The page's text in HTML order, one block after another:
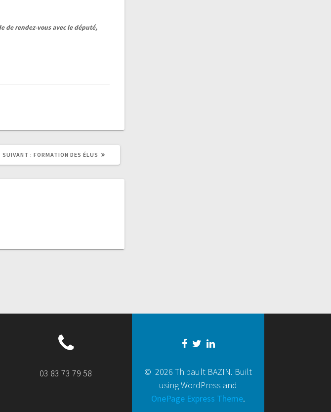
de rendez-vous avec le député,
SUIVANT : FORMATION DES ÉLUS
03 83 73 79 58
© 2026 Thibault BAZIN. Built
using WordPress and
OnePage Express Theme.